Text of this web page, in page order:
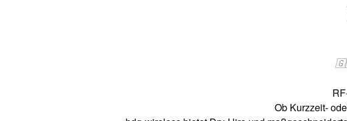
Ob Kurzzeit-